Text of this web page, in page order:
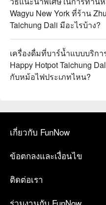
Wagyu New York ที่ร้าน
Taichung Dali มีอะไรบ้าง?
เครื่องดื่มที่บาร์น้ำแบบบริกา
Happy Hotpot Taichung
กับหม้อไฟประเภทไหน?
เกี่ยวกับ FunNow
ข้อตกลงและเงื่อนไข
ติดต่อเรา